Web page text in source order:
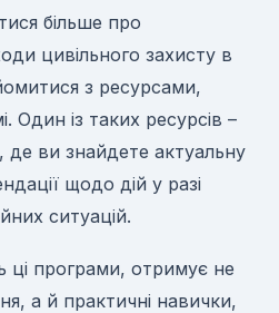
більше про
цивільного захисту в
з ресурсами,
Один із таких ресурсів –
, де ви знайдете актуальну
щодо дій у разі
ситуацій.
програми, отримує не
а й практичні навички,